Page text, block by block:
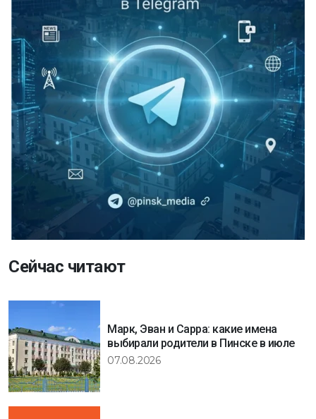
Сейчас читают
Марк, Эван и Сарра: какие имена
выбирали родители в Пинске в июле
07.08.2026